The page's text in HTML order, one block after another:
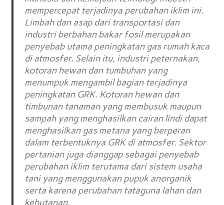
mempercepat terjadinya perubahan iklim ini.
Limbah dan asap dari transportasi dan
industri berbahan bakar fosil merupakan
penyebab utama peningkatan gas rumah kaca
di atmosfer. Selain itu, industri peternakan,
kotoran hewan dan tumbuhan yang
menumpuk mengambil bagian terjadinya
peningkatan GRK. Kotoran hewan dan
timbunan tanaman yang membusuk maupun
sampah yang menghasilkan cairan lindi dapat
menghasilkan gas metana yang berperan
dalam terbentuknya GRK di atmosfer. Sektor
pertanian juga dianggap sebagai penyebab
perubahan iklim terutama dari sistem usaha
tani yang menggunakan pupuk anorganik
serta karena perubahan tataguna lahan dan
kehutanan.